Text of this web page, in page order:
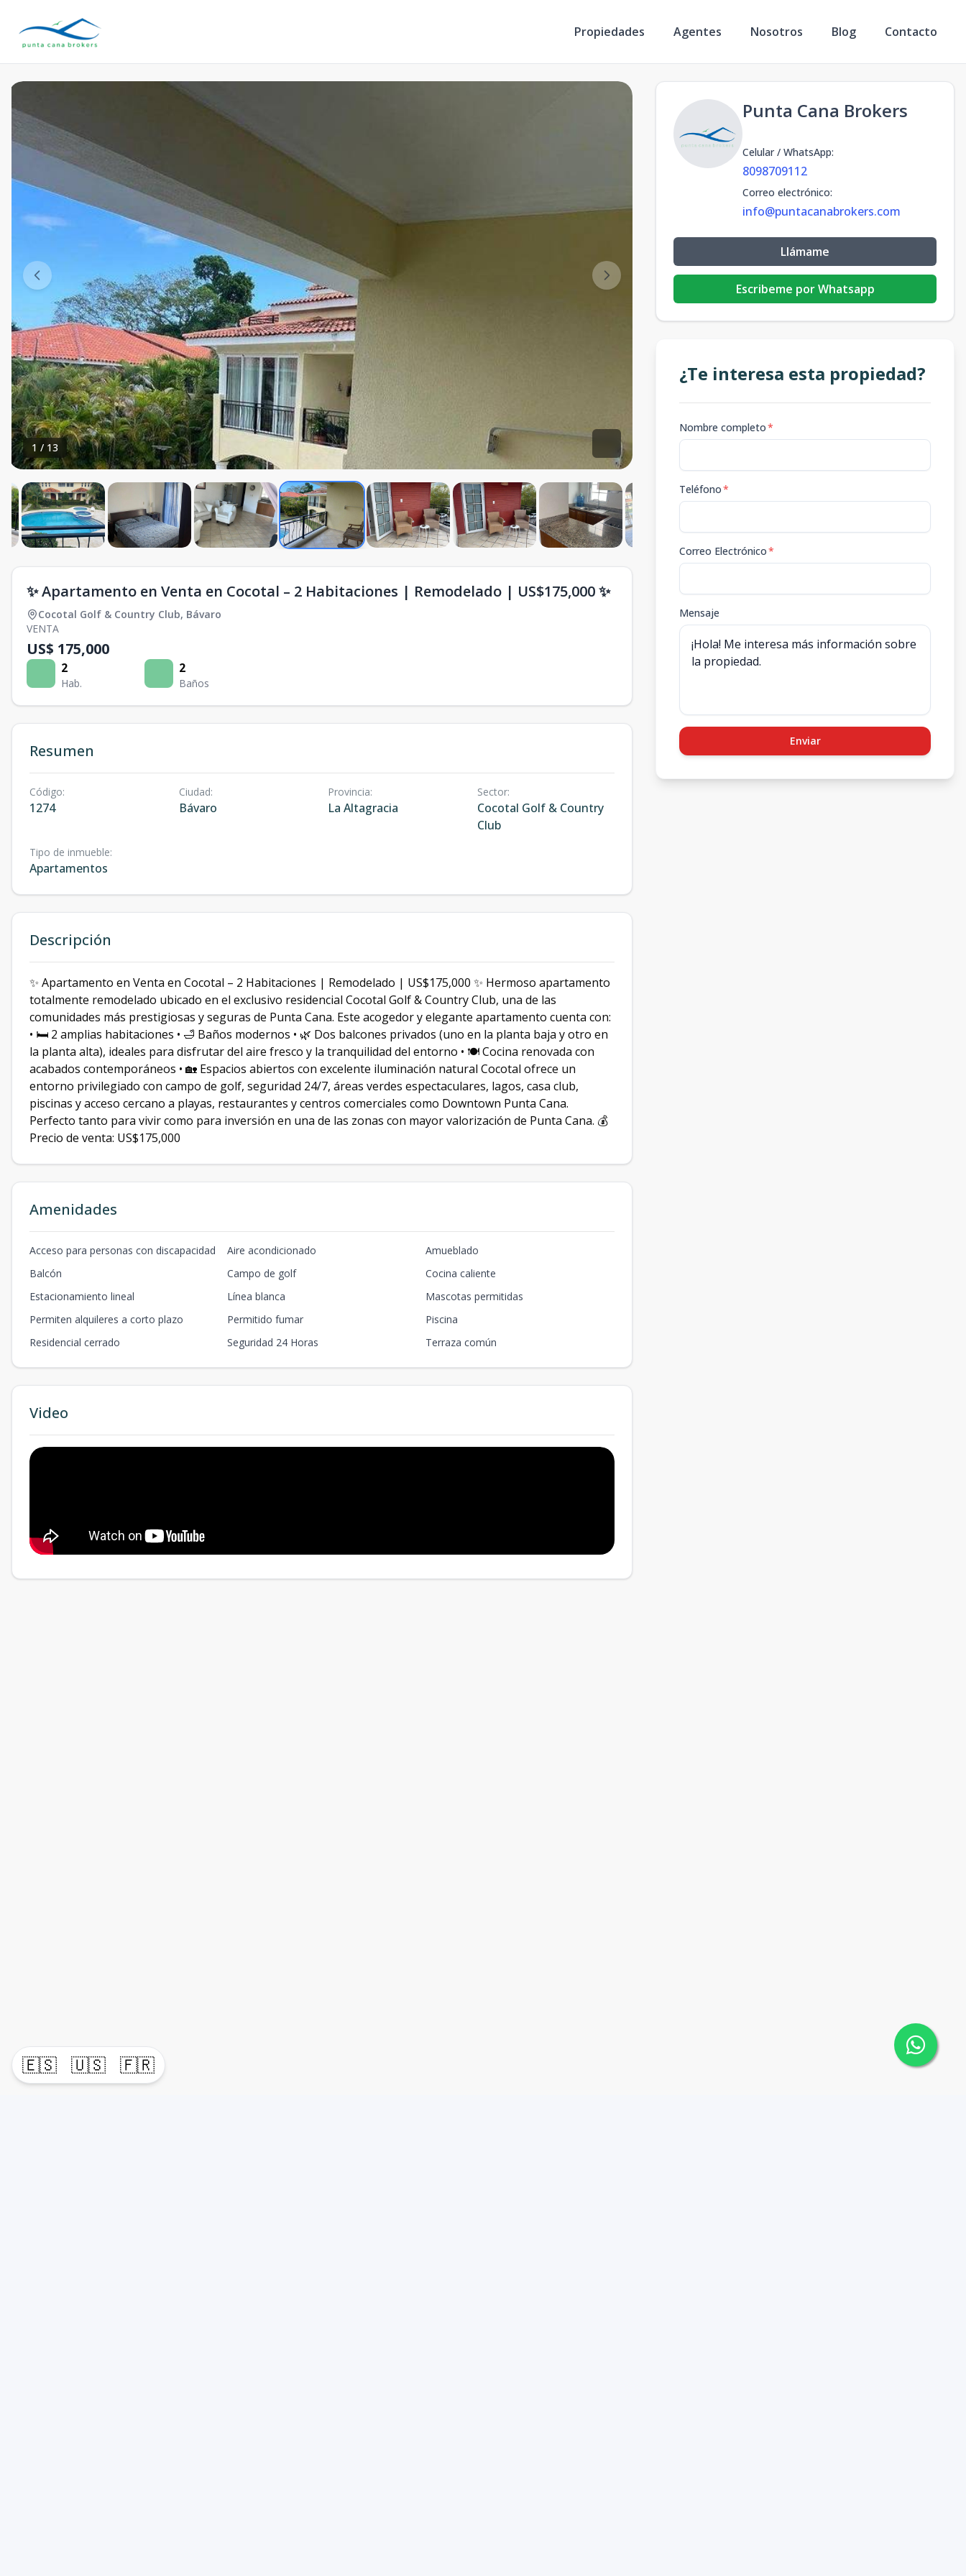
🇪🇸 🇺🇸 🇫🇷
Propiedades Agentes Nosotros Blog Contacto
1 / 13
✨ Apartamento en Venta en Cocotal – 2 Habitaciones | Remodelado | US$175,000 ✨
Cocotal Golf & Country Club, Bávaro
VENTA
US$ 175,000
2
Hab.
2
Baños
Resumen
Código:
1274
Ciudad:
Bávaro
Provincia:
La Altagracia
Sector:
Cocotal Golf & Country
Club
Tipo de inmueble:
Apartamentos
Descripción
✨ Apartamento en Venta en Cocotal – 2 Habitaciones | Remodelado | US$175,000 ✨ Hermoso apartamento
totalmente remodelado ubicado en el exclusivo residencial Cocotal Golf & Country Club, una de las
comunidades más prestigiosas y seguras de Punta Cana. Este acogedor y elegante apartamento cuenta con:
• 🛏️ 2 amplias habitaciones • 🛁 Baños modernos • 🌿 Dos balcones privados (uno en la planta baja y otro en
la planta alta), ideales para disfrutar del aire fresco y la tranquilidad del entorno • 🍽️ Cocina renovada con
acabados contemporáneos • 🏡 Espacios abiertos con excelente iluminación natural Cocotal ofrece un
entorno privilegiado con campo de golf, seguridad 24/7, áreas verdes espectaculares, lagos, casa club,
piscinas y acceso cercano a playas, restaurantes y centros comerciales como Downtown Punta Cana.
Perfecto tanto para vivir como para inversión en una de las zonas con mayor valorización de Punta Cana. 💰
Precio de venta: US$175,000
Amenidades
Acceso para personas con discapacidad Aire acondicionado
Amueblado
Balcón
Campo de golf
Cocina caliente
Estacionamiento lineal
Línea blanca
Mascotas permitidas
Permiten alquileres a corto plazo
Permitido fumar
Piscina
Residencial cerrado
Seguridad 24 Horas Terraza común
Video
Punta Cana Brokers
Celular / WhatsApp:
8098709112
Correo electrónico:
info@puntacanabrokers.com
Llámame
Escribeme por Whatsapp
¿Te interesa esta propiedad?
Nombre completo*
Teléfono*
Correo Electrónico*
Mensaje
Enviar